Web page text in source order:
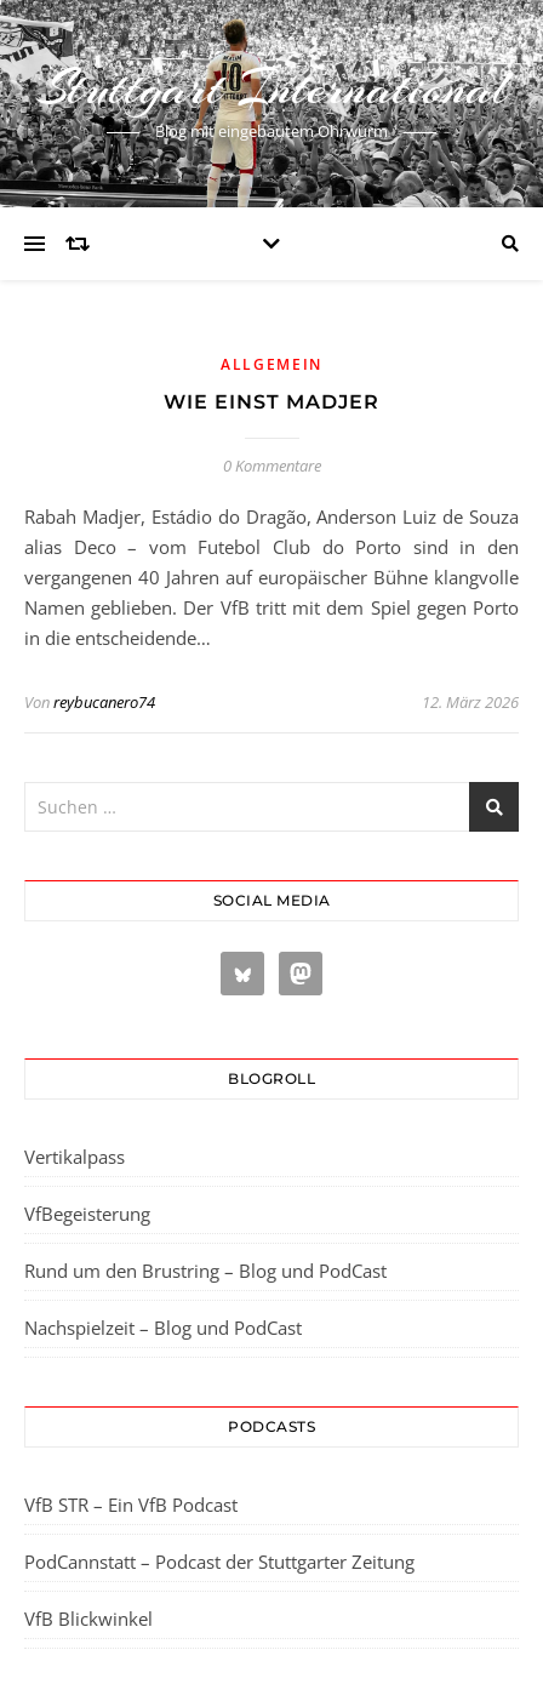
Stuttgart International
Blog mit eingebautem Ohrwurm
ALLGEMEIN
WIE EINST MADJER
0 Kommentare
Rabah Madjer, Estádio do Dragão, Anderson Luiz de Souza
alias Deco – vom Futebol Club do Porto sind in den
vergangenen 40 Jahren auf europäischer Bühne klangvolle
Namen geblieben. Der VfB tritt mit dem Spiel gegen Porto
in die entscheidende…
Vonreybucanero74 12. März 2026
SOCIAL MEDIA
BLOGROLL
Vertikalpass
VfBegeisterung
Rund um den Brustring – Blog und PodCast
Nachspielzeit – Blog und PodCast
PODCASTS
VfB STR – Ein VfB Podcast
PodCannstatt – Podcast der Stuttgarter Zeitung
VfB Blickwinkel